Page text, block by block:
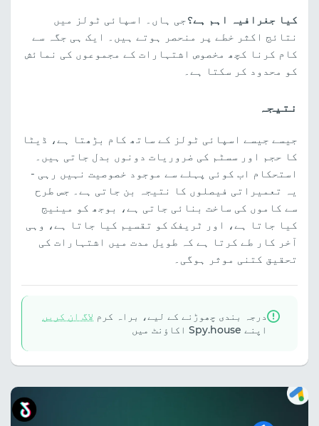
کیا جغرافیہ اہم ہے؟جی ہاں۔ اسپائی ٹولز میں
نتائج اکثر خطے پر منحصر ہوتے ہیں۔ ایک ہی جگہ سے
کام کرنا کچھ مخصوص اشتہارات کے مجموعوں کی نمائش
کو محدود کر سکتا ہے۔
نتیجہ
جیسے جیسے اسپائی ٹولز کے ساتھ کام بڑھتا ہے، ڈیٹا
کا حجم اور سسٹم کی ضروریات دونوں بدل جاتی ہیں۔
استحکام اب کوئی پہلے سے موجود خصوصیت نہیں رہی -
یہ تعمیراتی فیصلوں کا نتیجہ بن جاتی ہے۔ جس طرح
سے کاموں کی ساخت بنائی جاتی ہے، بوجھ کو مینیج
کیا جاتا ہے، اور ٹریفک کو تقسیم کیا جاتا ہے، وہی
آخر کار طے کرتا ہے کہ طویل مدت میں اشتہارات کی
تحقیق کتنی موثر ہوگی۔
درجہ بندی چھوڑنے کے لیے، براہ کرم لاگ ان کریں
اپنے Spy.house اکاؤنٹ میں